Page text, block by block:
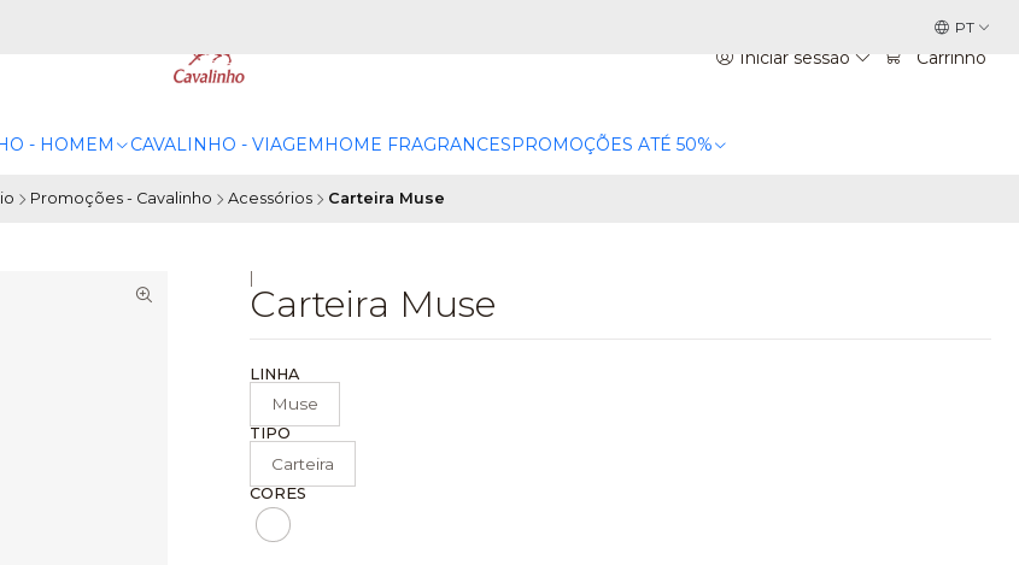
Iniciar sessão Carrinho
- HOMEM CAVALINHO - VIAGEM HOME FRAGRANCESPROMOÇÕES ATÉ 50%
PT
Promoções - Cavalinho Acessórios Carteira Muse
Carteira Muse
LINHA
Muse
TIPO
Carteira
CORES